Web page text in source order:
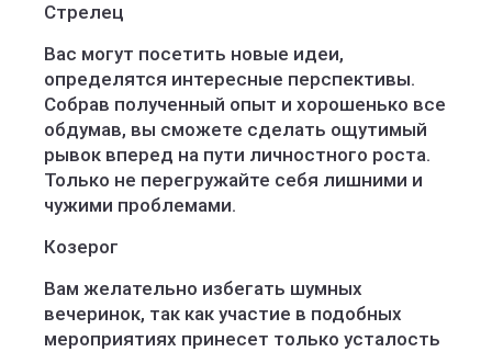
Стрелец
Вас могут посетить новые идеи,
определятся интересные перспективы.
Собрав полученный опыт и хорошенько все
обдумав, вы сможете сделать ощутимый
рывок вперед на пути личностного роста.
Только не перегружайте себя лишними и
чужими проблемами.
Козерог
Вам желательно избегать шумных
вечеринок, так как участие в подобных
мероприятиях принесет только усталость